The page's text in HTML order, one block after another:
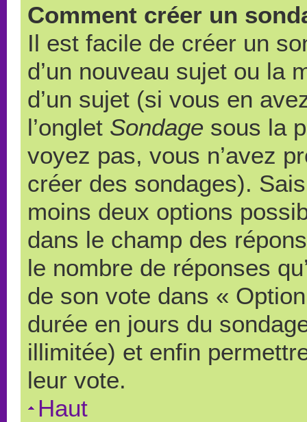
Comment créer un
Il est facile de créer un
d’un nouveau sujet ou la
d’un sujet (si vous en
l’onglet Sondage sous la
voyez pas, vous n’avez
créer des sondages).
moins deux options
dans le champ des
le nombre de réponses
de son vote dans «
durée en jours du
illimitée) et enfin
leur vote.
Haut